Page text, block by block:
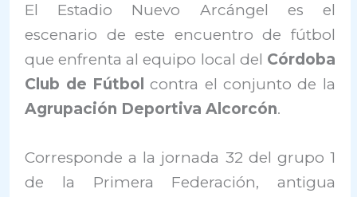
El Estadio Nuevo Arcángel es el
escenario de este encuentro de fútbol
que enfrenta al equipo local del Córdoba
Club de Fútbolcontra el conjunto de la
Agrupación Deportiva Alcorcón.
Corresponde a la jornada 32 del grupo 1
de la Primera Federación, antigua